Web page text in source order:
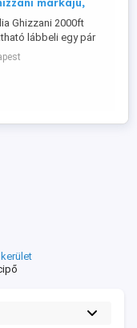
márkájú,
Ghizzani 2000ft
lábbeli egy pár
fekete színű,
cipő párszor
szárú, fűzős sportcipő,
mintás ...
kerület